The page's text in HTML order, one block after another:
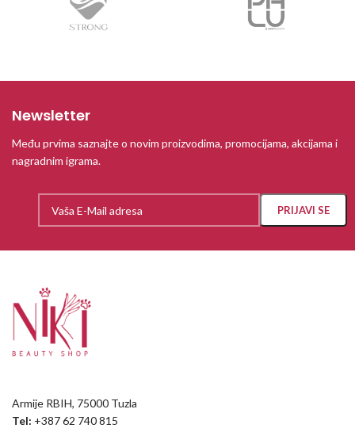
Newsletter
Među prvima saznajte o novim proizvodima, promocijama, akcijama i
nagradnim igrama.
Armije RBIH, 75000 Tuzla
Tel: +387 62 740 815